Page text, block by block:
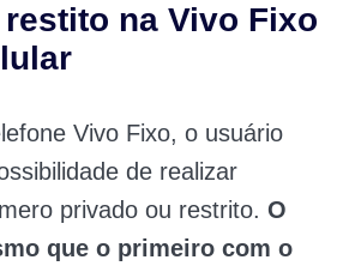
na Vivo Fixo
Vivo Fixo, o usuário
de realizar
privado ou restrito. O
que o primeiro com o